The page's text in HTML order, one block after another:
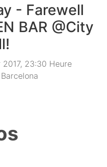
- Farewell
BAR @City
2017, 23:30 Heure